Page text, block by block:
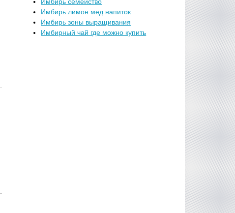
Имбирь лимон мед напиток
Имбирь зоны выращивания
Имбирный чай где можно купить